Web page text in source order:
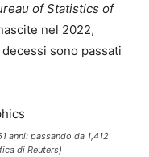
of Statistics of
nel 2022,
decessi sono passati
anni: passando da 1,412
di Reuters)